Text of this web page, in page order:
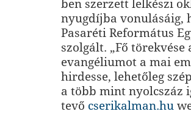
ben szerzett lelkészi
nyugdíjba vonulásáig,
Pasaréti Református
szolgált. „Fő
evangéliumot a mai
hirdesse, lehetőleg
a több mint nyolcszáz
tevő cserikalman.hu